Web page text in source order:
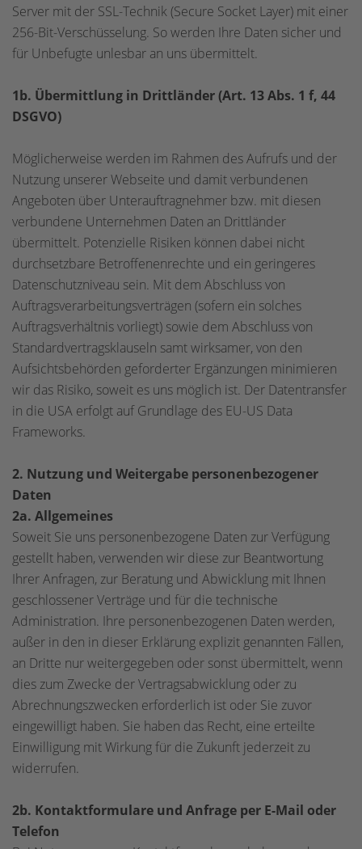
Server mit der SSL-Technik (Secure Socket Layer) mit einer
256-Bit-Verschüsselung. So werden Ihre Daten sicher und
für Unbefugte unlesbar an uns übermittelt.
1b. Übermittlung in Drittländer (Art. 13 Abs. 1 f, 44
DSGVO)
Möglicherweise werden im Rahmen des Aufrufs und der
Nutzung unserer Webseite und damit verbundenen
Angeboten über Unterauftragnehmer bzw. mit diesen
verbundene Unternehmen Daten an Drittländer
übermittelt. Potenzielle Risiken können dabei nicht
durchsetzbare Betroffenenrechte und ein geringeres
Datenschutzniveau sein. Mit dem Abschluss von
Auftragsverarbeitungsverträgen (sofern ein solches
Auftragsverhältnis vorliegt) sowie dem Abschluss von
Standardvertragsklauseln samt wirksamer, von den
Aufsichtsbehörden geforderter Ergänzungen minimieren
wir das Risiko, soweit es uns möglich ist. Der Datentransfer
in die USA erfolgt auf Grundlage des EU-US Data
Frameworks.
2. Nutzung und Weitergabe personenbezogener
Daten
2a. Allgemeines
Soweit Sie uns personenbezogene Daten zur Verfügung
gestellt haben, verwenden wir diese zur Beantwortung
Ihrer Anfragen, zur Beratung und Abwicklung mit Ihnen
geschlossener Verträge und für die technische
Administration. Ihre personenbezogenen Daten werden,
außer in den in dieser Erklärung explizit genannten Fällen,
an Dritte nur weitergegeben oder sonst übermittelt, wenn
dies zum Zwecke der Vertragsabwicklung oder zu
Abrechnungszwecken erforderlich ist oder Sie zuvor
eingewilligt haben. Sie haben das Recht, eine erteilte
Einwilligung mit Wirkung für die Zukunft jederzeit zu
widerrufen.
2b. Kontaktformulare und Anfrage per E-Mail oder
Telefon